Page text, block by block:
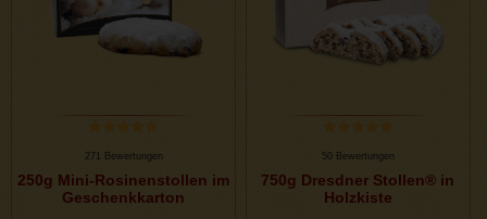
271 Bewertungen
250g Mini-Rosinenstollen im
Geschenkkarton
50 Bewertungen
750g Dresdner Stollen® in
Holzkiste